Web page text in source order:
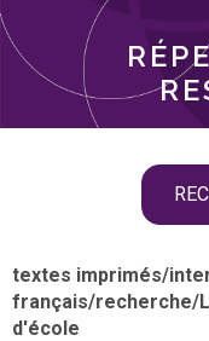
langue
textes imprimés/
français/recherche/
d'école